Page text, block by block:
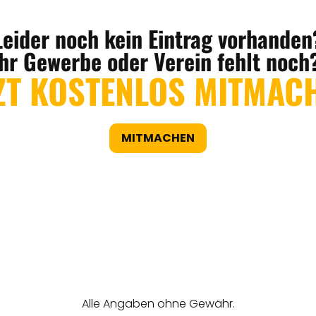
noch kein Eintrag
Gewerbe oder Verein fehlt
KOSTENLOS
MITMACHEN